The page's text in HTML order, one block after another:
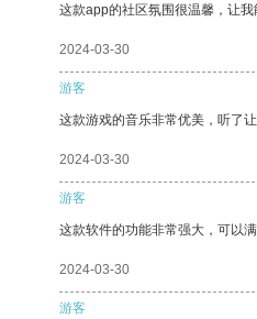
这款app的社区氛围很温馨，让我
2024-03-30
游客
这款游戏的音乐非常优美，听了让
2024-03-30
游客
这款软件的功能非常强大，可以
2024-03-30
游客